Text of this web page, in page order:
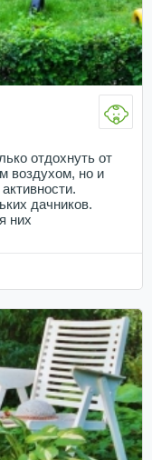
отдохнуть от
воздухом, но и
дачников.
них